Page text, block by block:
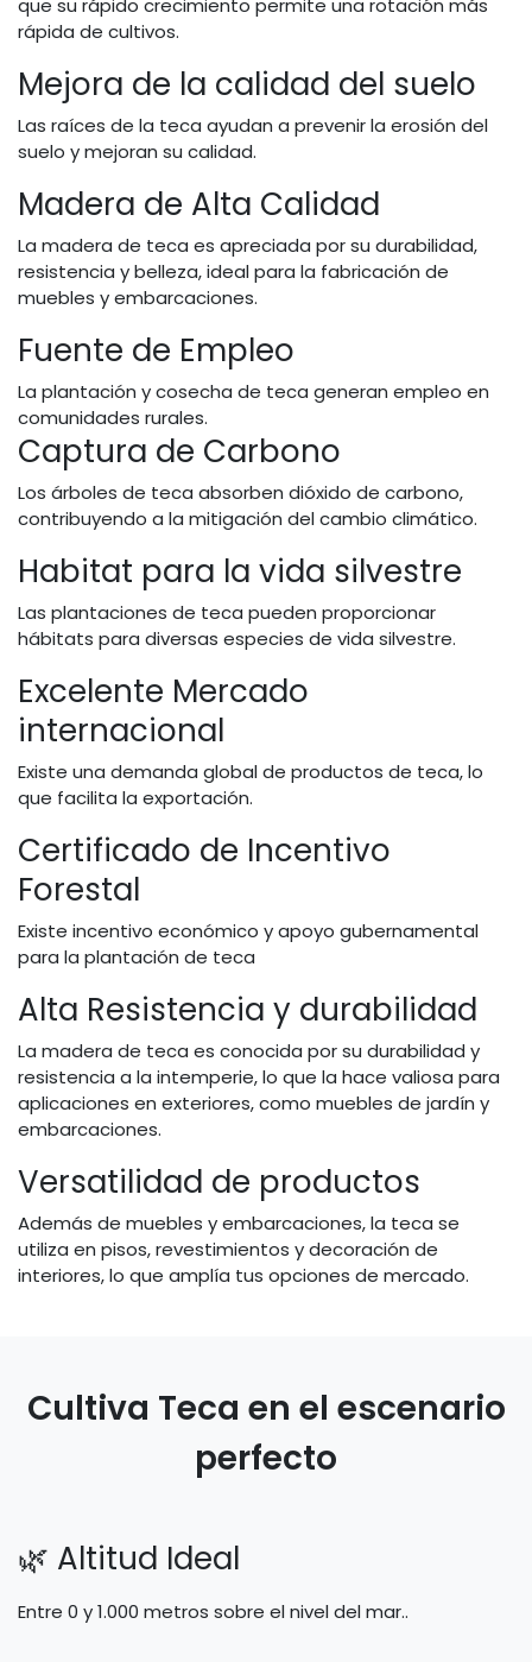
que su rápido crecimiento permite una rotación más
rápida de cultivos.
Mejora de la calidad del suelo
Las raíces de la teca ayudan a prevenir la erosión del
suelo y mejoran su calidad.
Madera de Alta Calidad
La madera de teca es apreciada por su durabilidad,
resistencia y belleza, ideal para la fabricación de
muebles y embarcaciones.
Fuente de Empleo
La plantación y cosecha de teca generan empleo en
comunidades rurales.
Captura de Carbono
Los árboles de teca absorben dióxido de carbono,
contribuyendo a la mitigación del cambio climático.
Habitat para la vida silvestre
Las plantaciones de teca pueden proporcionar
hábitats para diversas especies de vida silvestre.
Excelente Mercado
internacional
Existe una demanda global de productos de teca, lo
que facilita la exportación.
Certificado de Incentivo
Forestal
Existe incentivo económico y apoyo gubernamental
para la plantación de teca
Alta Resistencia y durabilidad
La madera de teca es conocida por su durabilidad y
resistencia a la intemperie, lo que la hace valiosa para
aplicaciones en exteriores, como muebles de jardín y
embarcaciones.
Versatilidad de productos
Además de muebles y embarcaciones, la teca se
utiliza en pisos, revestimientos y decoración de
interiores, lo que amplía tus opciones de mercado.
Cultiva Teca en el escenario
perfecto
🌿 Altitud Ideal
Entre 0 y 1.000 metros sobre el nivel del mar..